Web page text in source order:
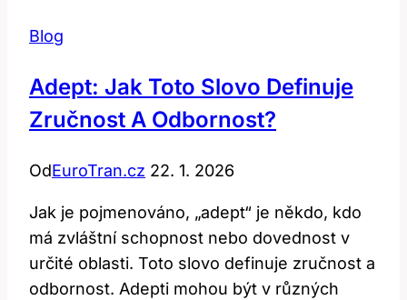
Blog
Adept: Jak Toto Slovo Definuje
Zručnost A Odbornost?
OdEuroTran.cz 22. 1. 2026
Jak je pojmenováno, „adept“ je někdo, kdo
má zvláštní schopnost nebo dovednost v
určité oblasti. Toto slovo definuje zručnost a
odbornost. Adepti mohou být v různých